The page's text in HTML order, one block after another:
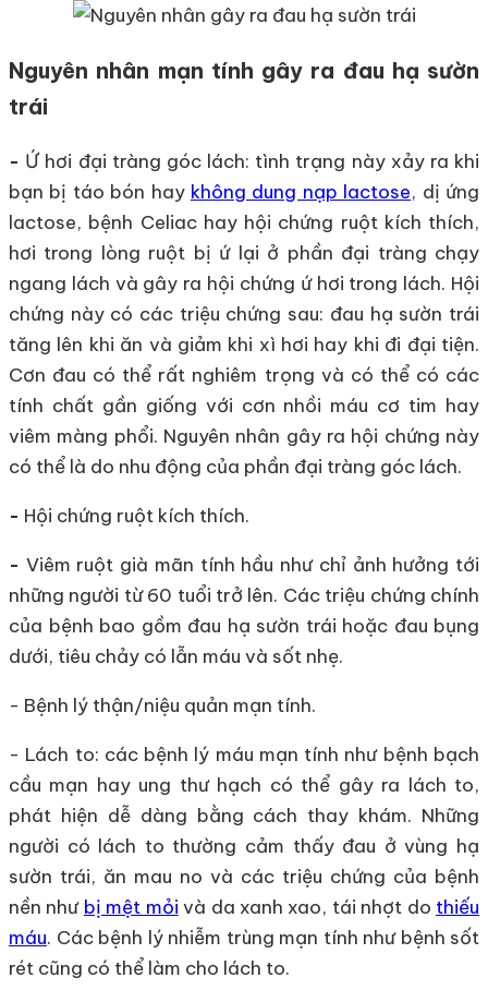
Nguyên nhân mạn tính gây ra đau hạ sườn
trái
- Ứ hơi đại tràng góc lách: tình trạng này xảy ra khi
bạn bị táo bón hay không dung nạp lactose, dị ứng
lactose, bệnh Celiac hay hội chứng ruột kích thích,
hơi trong lòng ruột bị ứ lại ở phần đại tràng chạy
ngang lách và gây ra hội chứng ứ hơi trong lách. Hội
chứng này có các triệu chứng sau: đau hạ sườn trái
tăng lên khi ăn và giảm khi xì hơi hay khi đi đại tiện.
Cơn đau có thể rất nghiêm trọng và có thể có các
tính chất gần giống với cơn nhồi máu cơ tim hay
viêm màng phổi. Nguyên nhân gây ra hội chứng này
có thể là do nhu động của phần đại tràng góc lách.
- Hội chứng ruột kích thích.
- Viêm ruột già mãn tính hầu như chỉ ảnh hưởng tới
những người từ 60 tuổi trở lên. Các triệu chứng chính
của bệnh bao gồm đau hạ sườn trái hoặc đau bụng
dưới, tiêu chảy có lẫn máu và sốt nhẹ.
- Bệnh lý thận/niệu quản mạn tính.
- Lách to: các bệnh lý máu mạn tính như bệnh bạch
cầu mạn hay ung thư hạch có thể gây ra lách to,
phát hiện dễ dàng bằng cách thay khám. Những
người có lách to thường cảm thấy đau ở vùng hạ
sườn trái, ăn mau no và các triệu chứng của bệnh
nền như bị mệt mỏi và da xanh xao, tái nhợt do thiếu
máu. Các bệnh lý nhiễm trùng mạn tính như bệnh sốt
rét cũng có thể làm cho lách to.